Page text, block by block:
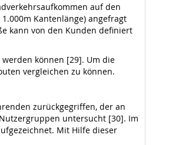
auf den
Kantenlänge) angefragt
kann von den Kunden definiert
können [29]. Um die
vergleichen zu können.
zurückgegriffen, der an
untersucht [30]. Im
Mit Hilfe dieser